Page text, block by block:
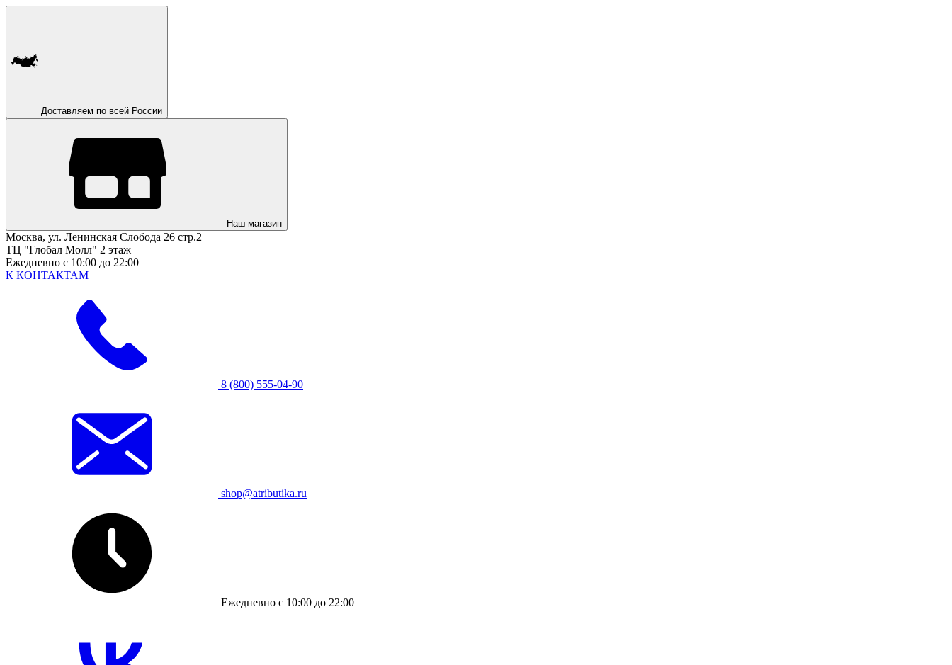
Доставляем по всей России
Наш магазин
Москва, ул. Ленинская Слобода 26 стр.2
ТЦ "Глобал Молл" 2 этаж
Ежедневно с 10:00 до 22:00
К КОНТАКТАМ
8 (800) 555-04-90
shop@atributika.ru
Ежедневно с 10:00 до 22:00